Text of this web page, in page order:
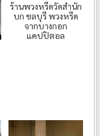
ร้านพวงหรีดวัดสำนัก
บก ชลบุรี พวงหรีด
จากบางกอก
แคปปิตอล